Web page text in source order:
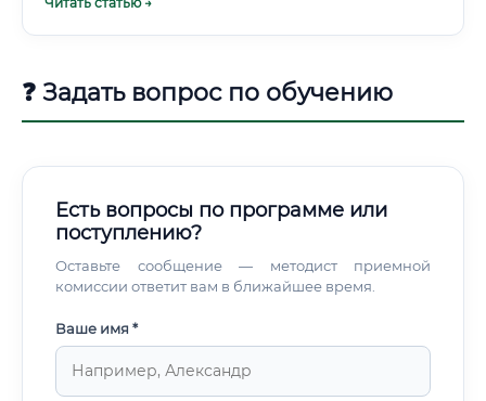
опытом и пространственным мышлением.
❓ Задать вопрос по обучению
Есть вопросы по программе или
поступлению?
Оставьте сообщение — методист приемной
комиссии ответит вам в ближайшее время.
Ваше имя *